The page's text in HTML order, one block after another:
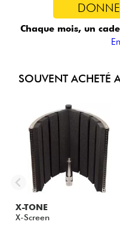
Chaque mois, un
SOUVENT ACHETÉ
X-TONE
X-Screen